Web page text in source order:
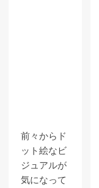
前々からド
ット絵なビ
ジュアルが
気になって